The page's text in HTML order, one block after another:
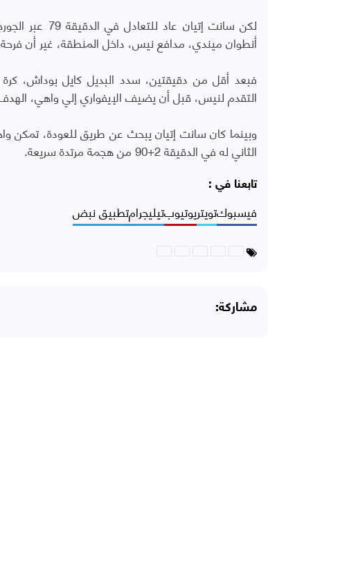
لكن سانت
أنطوان ميندي، مدافع نيس، داخل المنطقة، غير أن
فبعد أقل من دقيقتين، سدد البديل كايل بوداش،
التقدم لنيس، قبل أن يضيف الإيفواري إلي واهي، الهدف الثالث في الدقيقة
وبينما كان سانت إتيان يبحث عن طريق للعودة، تمكن
الثاني له في الدقيقة 2+90 من هجمة مرتدة سريعة.
تابعنا في :
فيسبوكتويتريوتيوبتيليجرامتطبيق نبض
مشاركة: